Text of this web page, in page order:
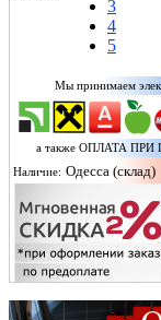
3
4
5
Мы принимаем
а также ОПЛАТА ПРИ
Наличие: Одесса (склад)
Менеджер